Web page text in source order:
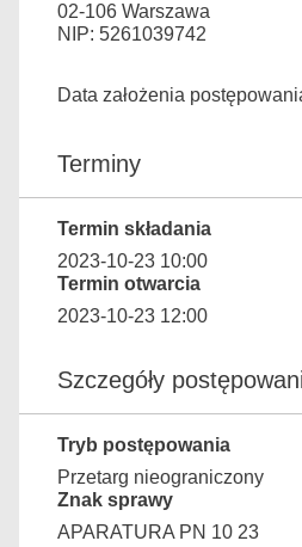
02-106 Warszawa
NIP: 5261039742
Data założenia
Terminy
Termin składania
2023-10-23 10:00
Termin otwarcia
2023-10-23 12:00
Szczegóły
Tryb postępowania
Przetarg nieograniczony
Znak sprawy
APARATURA PN 10 23